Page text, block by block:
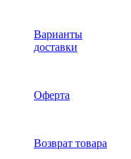
Варианты
доставки
Оферта
Возврат товара